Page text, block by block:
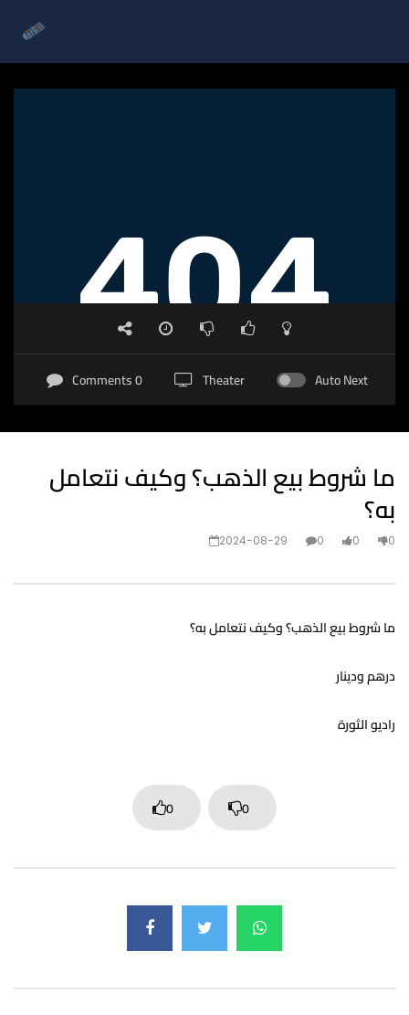
Auto Next
Theater
0 Comments
ما شروط بيع الذهب؟ وكيف نتعامل
به؟
2024-08-29 0 0 0
ما شروط بيع الذهب؟ وكيف نتعامل به؟
درهم ودينار
راديو الثورة
0 0